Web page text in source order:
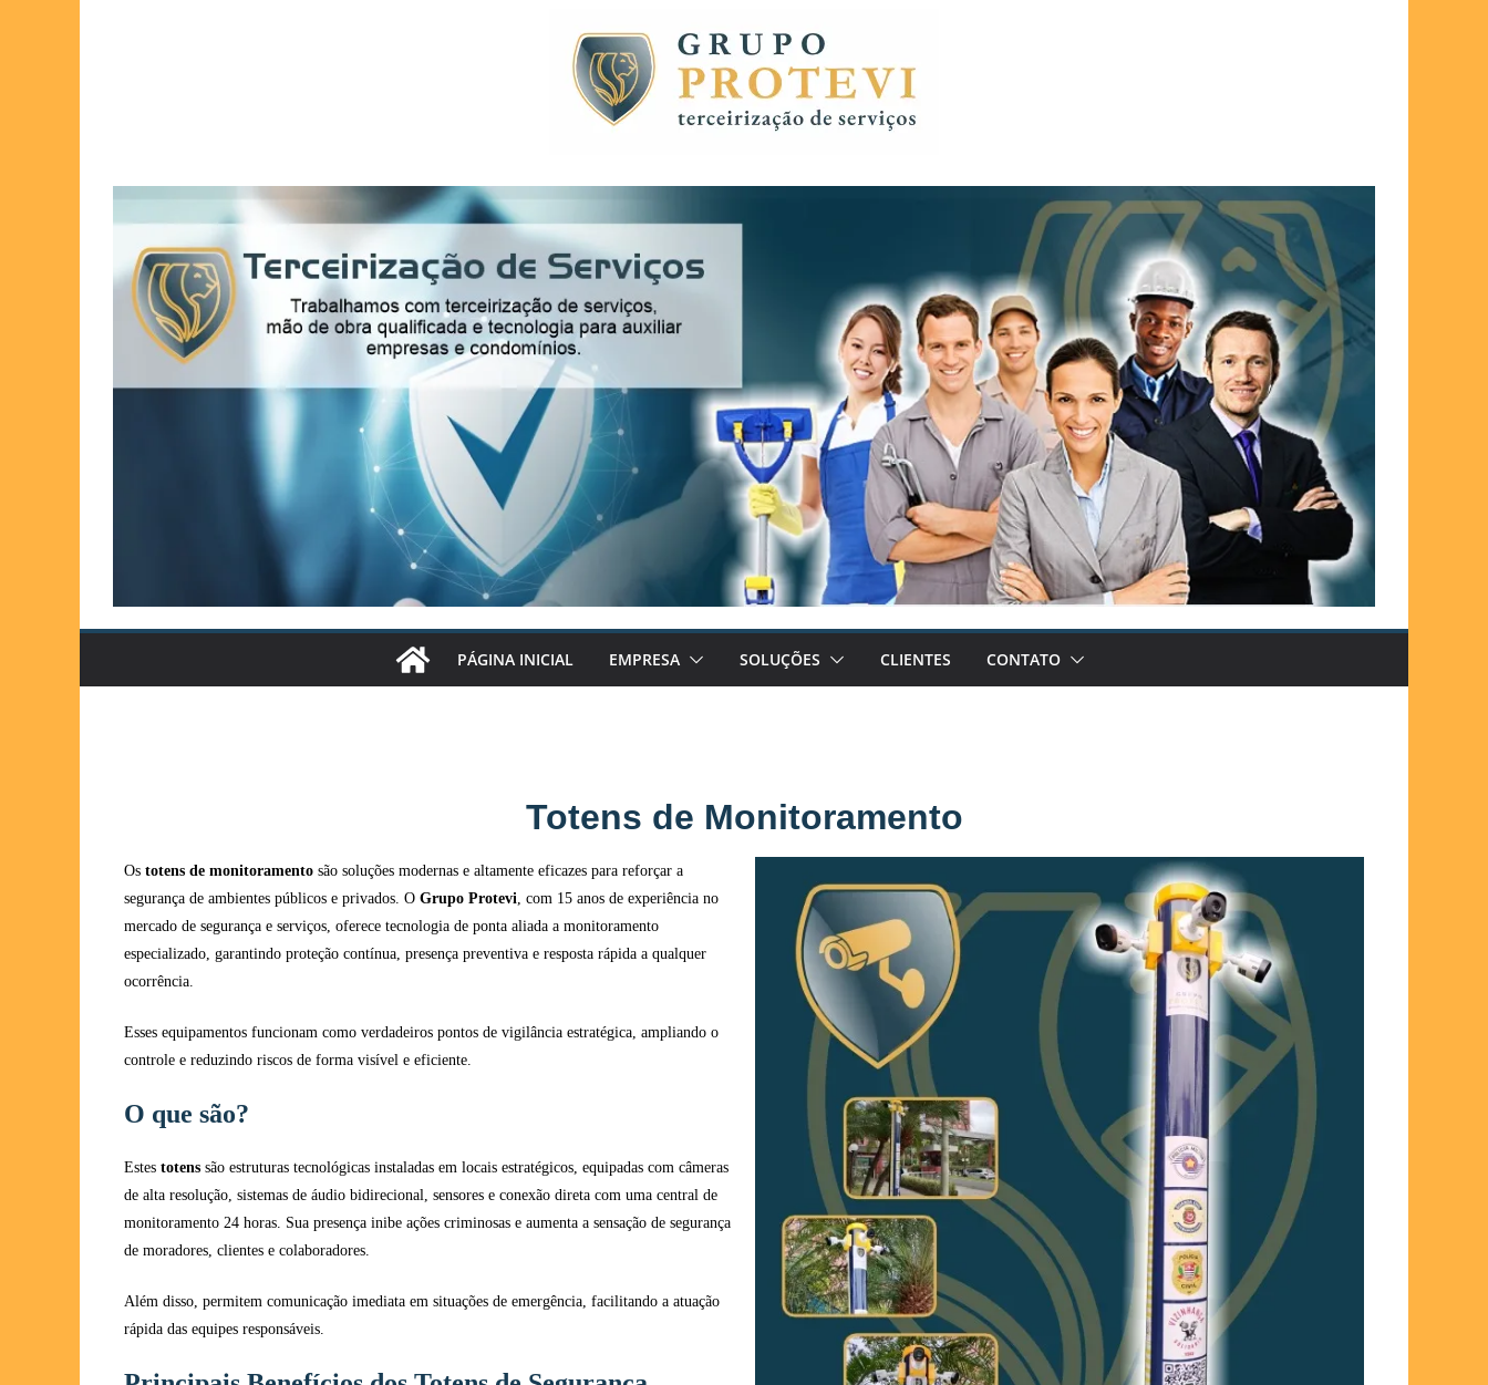
PÁGINA INICIAL EMPRESA SOLUÇÕES CLIENTES CONTATO
Totens de Monitoramento
Os totens de monitoramento são soluções modernas e altamente eficazes para reforçar a
segurança de ambientes públicos e privados. O Grupo Protevi, com 15 anos de experiência no
mercado de segurança e serviços, oferece tecnologia de ponta aliada a monitoramento
especializado, garantindo proteção contínua, presença preventiva e resposta rápida a qualquer
ocorrência.
Esses equipamentos funcionam como verdadeiros pontos de vigilância estratégica, ampliando o
controle e reduzindo riscos de forma visível e eficiente.
O que são?
Estes totens são estruturas tecnológicas instaladas em locais estratégicos, equipadas com câmeras
de alta resolução, sistemas de áudio bidirecional, sensores e conexão direta com uma central de
monitoramento 24 horas. Sua presença inibe ações criminosas e aumenta a sensação de segurança
de moradores, clientes e colaboradores.
Além disso, permitem comunicação imediata em situações de emergência, facilitando a atuação
rápida das equipes responsáveis.